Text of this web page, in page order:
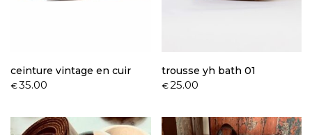
ceinture vintage en cuir
€35.00
trousse yh bath 01
€25.00